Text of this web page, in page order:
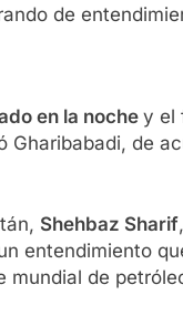
de
en la noche y el
de
Shehbaz Sharif
entendimiento
mundial de